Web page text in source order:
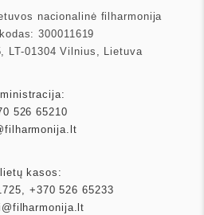
nacionalinė filharmonija
300011619
LT-01304 Vilnius, Lietuva
526 65210
kasos:
, +370 526 65233